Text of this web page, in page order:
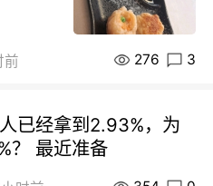
前 276 3
已经拿到2.93%，为
？ 最近准备